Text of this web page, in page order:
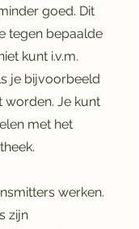
goed. Dit
tegen bepaalde
kunt i.v.m.
je bijvoorbeeld
worden. Je kunt
met het
werken.
zijn